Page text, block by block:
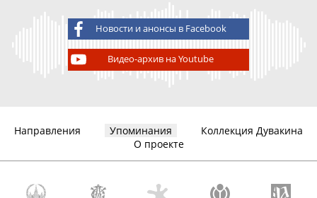
Новости и анонсы в Facebook
Видео-архив на Youtube
Направления Упоминания
Коллекция Дувакина
О проекте